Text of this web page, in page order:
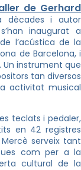
de Gerhard
dècades i autor
inaugurat a
l’acústica de la
de Barcelona, i
Un instrument que
tan diversos
activitat musical
teclats i pedaler,
en 42 registres
serveix tant
com per a la
cultural de la